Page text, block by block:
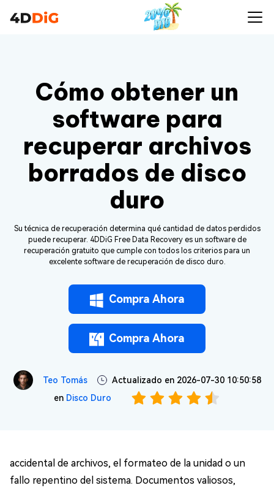
Cómo obtener un
software para
recuperar archivos
borrados de disco
duro
Su técnica de recuperación determina qué cantidad de datos perdidos
puede recuperar. 4DDiG Free Data Recovery es un software de
recuperación gratuito que cumple con todos los criterios para un
excelente software de recuperación de disco duro.
Compra Ahora
Compra Ahora
Teo Tomás
Actualizado en 2026-07-30 10:50:58
en Disco Duro
accidental de archivos, el formateo de la unidad o un
fallo repentino del sistema. Documentos valiosos,